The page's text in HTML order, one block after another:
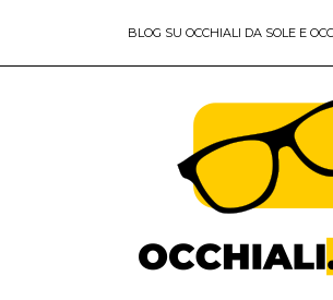
BLOG SU OCCHIALI DA SOLE E